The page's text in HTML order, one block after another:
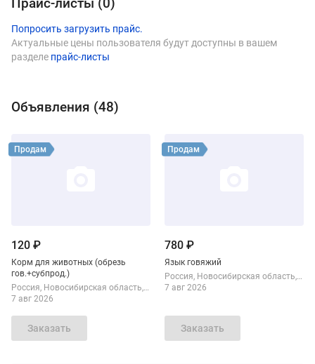
Попросить загрузить прайс.
Актуальные цены пользователя будут доступны в вашем
разделе прайс-листы
Объявления (48)
Виды продукции Сибирский
120 ₽
Корм для животных (обрезь
гов.+субпрод.)
Смотреть объявление
Продам
Россия Новосибирская область
Новосибирск
7 авг 2026
Заказать
780 ₽
Язык говяжий
Смотреть объявление
Продам
Россия Новосибирская область
7 авг 2026
Заказать